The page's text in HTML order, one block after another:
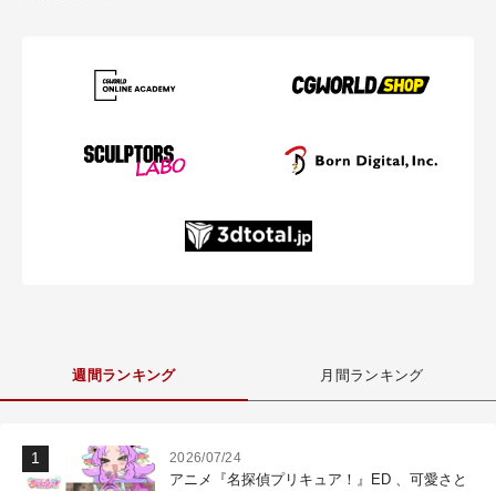
週間ランキング 月間ランキング
2026/07/24
アニメ『名探偵プリキュア！』ED 、可愛さと